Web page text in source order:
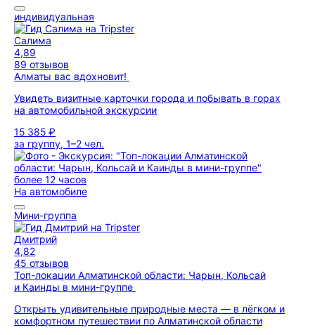
индивидуальная
Салима
4,89
89 отзывов
Алматы вас вдохновит!
Увидеть визитные карточки города и побывать в горах
на автомобильной экскурсии
15 385 ₽
за группу, 1–2 чел.
более 12 часов
На автомобиле
Мини-группа
Дмитрий
4,82
45 отзывов
Топ-локации Алматинской области: Чарын, Кольсай
и Каинды в мини-группе
Открыть удивительные природные места — в лёгком и
комфортном путешествии по Алматинской области